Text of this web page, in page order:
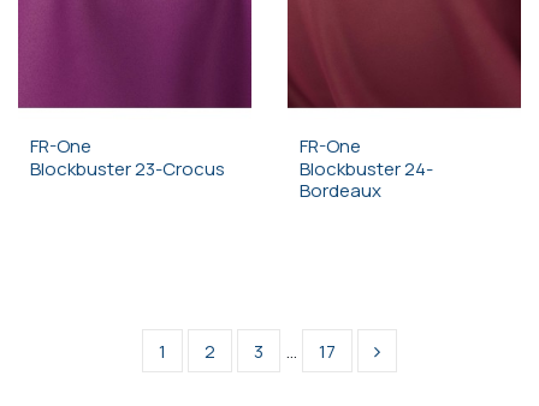
FR-One
Blockbuster 23-Crocus
FR-One
Blockbuster 24-
Bordeaux
1 2 3 … 17